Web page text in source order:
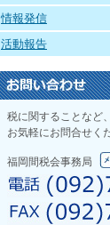
情報発信
活動報告
税に関することなど、
お気軽にお問合せく
福岡間税会事務局